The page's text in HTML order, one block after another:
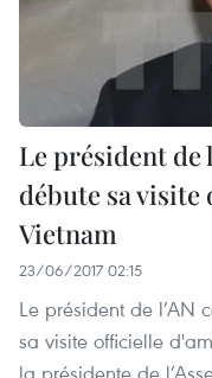
Le président de
débute sa
Vietnam
23/06/2017 02:15
Le président de l’AN
sa visite officielle